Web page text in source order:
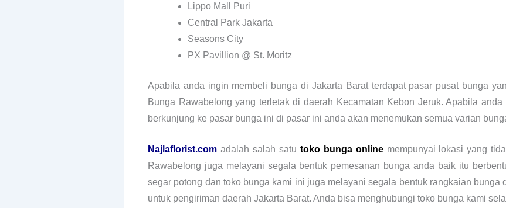
Lippo Mall Puri
Central Park Jakarta
Seasons City
PX Pavillion @ St. Moritz
Apabila anda ingin membeli bunga di Jakarta Barat terdapat pasar pusat bunga
Bunga Rawabelong yang terletak di daerah Kecamatan Kebon Jeruk. Apabila
berkunjung ke pasar bunga ini di pasar ini anda akan menemukan semua varian
Najlaflorist.com adalah salah satu toko bunga onlinemempunyai lokasi yang
Rawabelong juga melayani segala bentuk pemesanan bunga anda baik itu
segar potong dan toko bunga kami ini juga melayani segala bentuk rangkaian bunga
untuk pengiriman daerah Jakarta Barat. Anda bisa menghubungi toko bunga kami